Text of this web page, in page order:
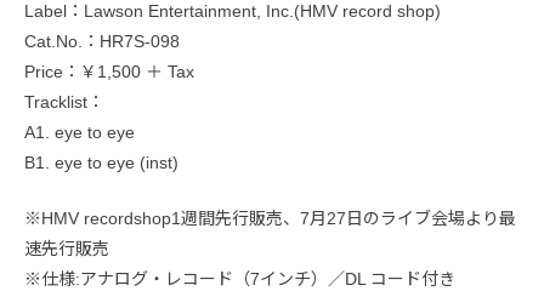
Label：Lawson Entertainment, Inc.(HMV record shop)
Cat.No.：HR7S-098
Price：￥1,500 ＋ Tax
Tracklist：
A1. eye to eye
B1. eye to eye (inst)
※HMV recordshop1週間先行販売、7月27日のライブ会場より最
速先行販売
※仕様:アナログ・レコード（7インチ）／DL コード付き